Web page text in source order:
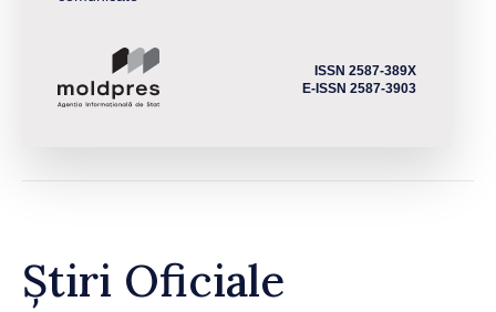
ISSN 2587-389X
E-ISSN 2587-3903
Știri Oficiale